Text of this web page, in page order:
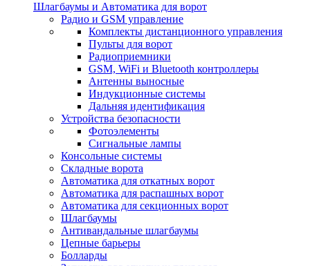
Шлагбаумы и Автоматика для ворот
Радио и GSM управление
Комплекты дистанционного управления
Пульты для ворот
Радиоприемники
GSM, WiFi и Bluetooth контроллеры
Антенны выносные
Индукционные системы
Дальняя идентификация
Устройства безопасности
Фотоэлементы
Сигнальные лампы
Консольные системы
Складные ворота
Автоматика для откатных ворот
Автоматика для распашных ворот
Автоматика для секционных ворот
Шлагбаумы
Антивандальные шлагбаумы
Цепные барьеры
Болларды